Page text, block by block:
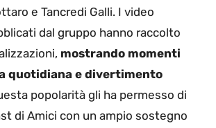
e Tancredi Galli. I video
dal gruppo hanno raccolto
mostrando momenti
quotidiana e divertimento
popolarità gli ha permesso di
di Amici con un ampio sostegno